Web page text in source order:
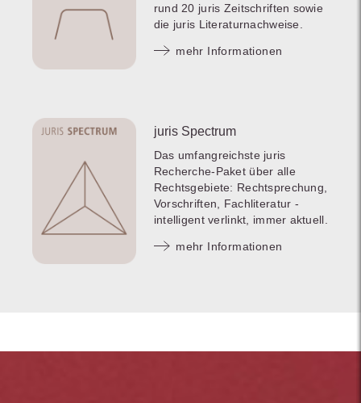
rund 20 juris Zeitschriften sowie
die juris Literaturnachweise.
mehr Informationen
juris Spectrum
Das umfangreichste juris
Recherche-Paket über alle
Rechtsgebiete: Rechtsprechung,
Vorschriften, Fachliteratur -
intelligent verlinkt, immer aktuell.
mehr Informationen